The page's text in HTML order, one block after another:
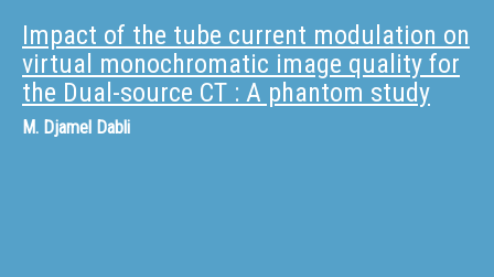
Impact of the tube current modulation on
virtual monochromatic image quality for
the Dual-source CT : A phantom study
M. Djamel Dabli